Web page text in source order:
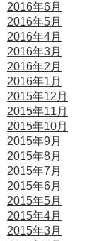
2016年6月
2016年5月
2016年4月
2016年3月
2016年2月
2016年1月
2015年12月
2015年11月
2015年10月
2015年9月
2015年8月
2015年7月
2015年6月
2015年5月
2015年4月
2015年3月